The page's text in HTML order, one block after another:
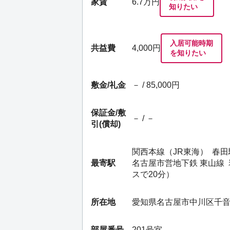
家賃 6.7万円
知りたい
共益費 4,000円
入居可能時期
を知りたい
敷金/礼金 － / 85,000円
保証金/敷
引(償却)
－ / －
最寄駅
関西本線（JR東海） 春田
名古屋市営地下鉄 東山線
スで20分）
所在地 愛知県名古屋市中川区千